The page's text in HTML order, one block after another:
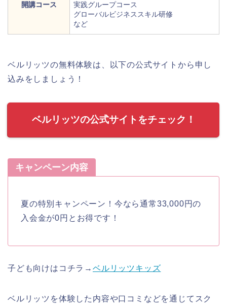
開講コース
実践グループコース
グローバルビジネススキル研修
など
ベルリッツの無料体験は、以下の公式サイトから申し
込みをしましょう！
ベルリッツの公式サイトをチェック！
キャンペーン内容
夏の特別キャンペーン！今なら通常33,000円の
入会金が0円とお得です！
子ども向けはコチラ→ ベルリッツキッズ
ベルリッツを体験した内容や口コミなどを通じてスク